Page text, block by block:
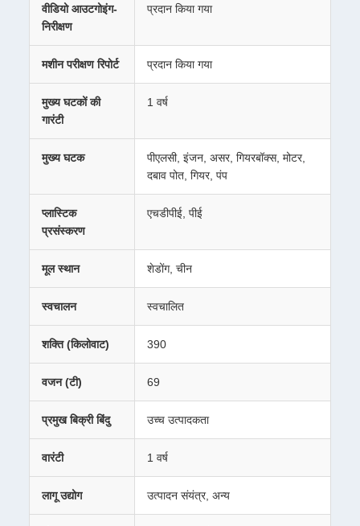
वीडियो आउटगोइंग-
निरीक्षण
प्रदान किया गया
मशीन परीक्षण रिपोर्ट प्रदान किया गया
मुख्य घटकों की
गारंटी
1 वर्ष
मुख्य घटक
पीएलसी, इंजन, असर, गियरबॉक्स, मोटर,
दबाव पोत, गियर, पंप
प्लास्टिक
प्रसंस्करण
एचडीपीई, पीई
मूल स्थान शेडोंग, चीन
स्वचालन स्वचालित
शक्ति (किलोवाट) 390
वजन (टी) 69
प्रमुख बिक्री बिंदु उच्च उत्पादकता
वारंटी 1 वर्ष
लागू उद्योग उत्पादन संयंत्र, अन्य